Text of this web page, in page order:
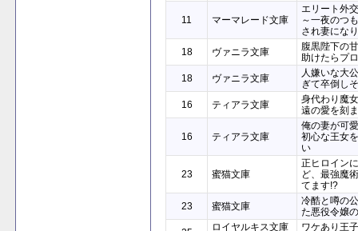
11 マーマレード文庫
エリート外
～一夜のつ
され妻にな
18
ヴァニラ文庫
腹黒陛下の
助けたらプ
18
ヴァニラ文庫
人嫌いな大
ぎて卒倒し
16
ティアラ文庫
身代わり魔
遠の愛を刻
16 ティアラ文庫
俺の妻が可
初心な王女
い
23 蜜猫文庫
正ヒロイン
ど、最強魔
てます!?
23
蜜猫文庫
冷酷と噂の
た悪役令嬢
ロイヤルキス文庫
ワケあり王